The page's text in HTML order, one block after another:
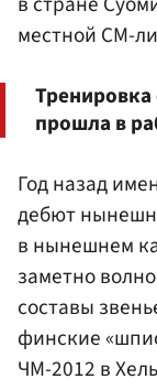
местной СМ-
Тренировка
прошла в
Год назад
дебют
в нынешнем
заметно
составы
финские
ЧМ-2012 в